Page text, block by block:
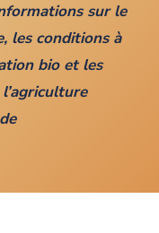
sur le
les conditions à
bio et les